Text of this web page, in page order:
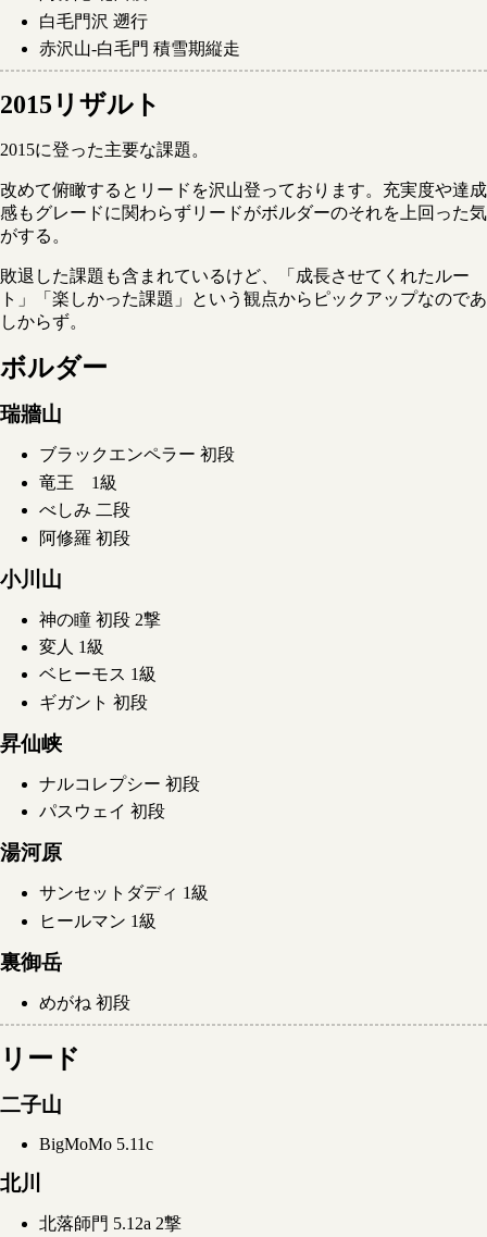
白毛門沢 遡行
赤沢山-白毛門 積雪期縦走
2015リザルト
2015に登った主要な課題。
改めて俯瞰するとリードを沢山登っております。充実度や達成
感もグレードに関わらずリードがボルダーのそれを上回った気
がする。
敗退した課題も含まれているけど、「成長させてくれたルー
ト」「楽しかった課題」という観点からピックアップなのであ
しからず。
ボルダー
瑞牆山
ブラックエンペラー 初段
竜王 1級
べしみ 二段
阿修羅 初段
小川山
神の瞳 初段 2撃
変人 1級
ベヒーモス 1級
ギガント 初段
昇仙峡
ナルコレプシー 初段
パスウェイ 初段
湯河原
サンセットダディ 1級
ヒールマン 1級
裏御岳
めがね 初段
リード
二子山
BigMoMo 5.11c
北川
北落師門 5.12a 2撃